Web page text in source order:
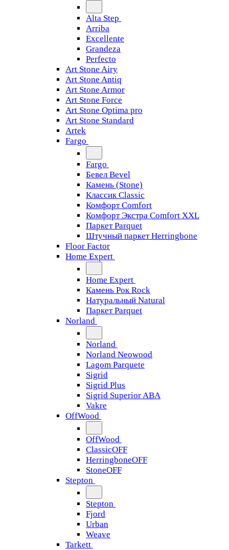
Alta Step
Arriba
Excellente
Grandeza
Perfecto
Art Stone Airy
Art Stone Antiq
Art Stone Armor
Art Stone Force
Art Stone Optima pro
Art Stone Standard
Artek
Fargo
Fargo
Бевел Bevel
Камень (Stone)
Классик Classic
Комфорт Comfort
Комфорт Экстра Comfort XXL
Паркет Parquet
Штучный паркет Herringbone
Floor Factor
Home Expert
Home Expert
Камень Рок Rock
Натуральный Natural
Паркет Parquet
Norland
Norland
Norland Neowood
Lagom Parquete
Sigrid
Sigrid Plus
Sigrid Superior ABA
Vakre
OffWood
OffWood
ClassicOFF
HerringboneOFF
StoneOFF
Stepton
Stepton
Fjord
Urban
Weave
Tarkett